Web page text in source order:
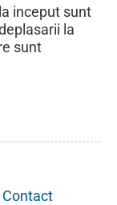
inceput sunt
la
sunt
Contact